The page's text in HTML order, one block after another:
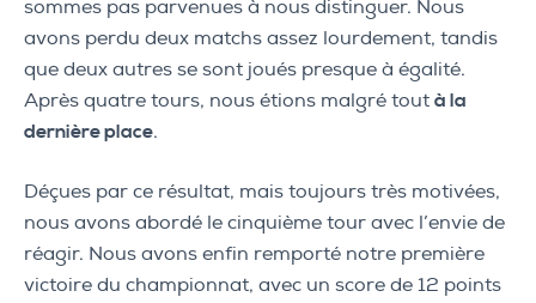
sommes pas parvenues à nous distinguer. Nous
avons perdu deux matchs assez lourdement, tandis
que deux autres se sont joués presque à égalité.
Après quatre tours, nous étions malgré tout à la
dernière place.
Déçues par ce résultat, mais toujours très motivées,
nous avons abordé le cinquième tour avec l’envie de
réagir. Nous avons enfin remporté notre première
victoire du championnat, avec un score de 12 points